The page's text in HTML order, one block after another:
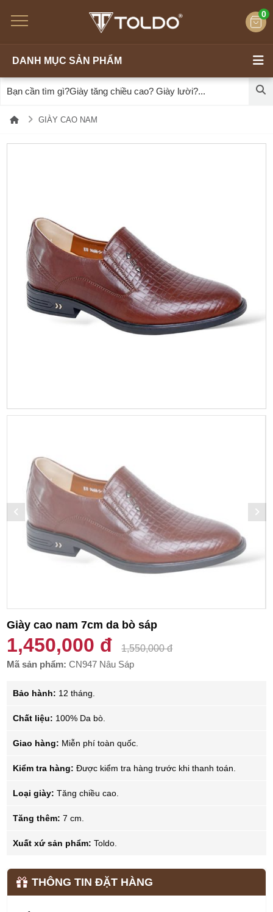
0
DANH MỤC SẢN PHẨM
GIÀY CAO NAM
Giày cao nam 7cm da bò sáp
1,450,000 đ
1,550,000 đ
Mã sản phẩm:CN947 Nâu Sáp
Bảo hành: 12 tháng.
Chất liệu: 100% Da bò.
Giao hàng: Miễn phí toàn quốc.
Kiểm tra hàng: Được kiểm tra hàng trước khi thanh toán.
Loại giày: Tăng chiều cao.
Tăng thêm: 7 cm.
Xuất xứ sản phẩm: Toldo.
THÔNG TIN ĐẶT HÀNG